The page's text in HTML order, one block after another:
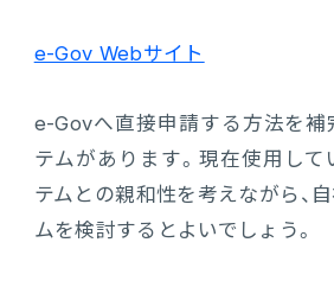
e-Gov Webサイト
e-Govへ直接申請する方法を補
テムがあります。現在使用し
テムとの親和性を考えながら、
ムを検討するとよいでしょう。